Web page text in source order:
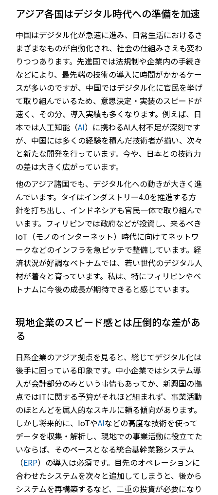
アジア各国はデジタル時代への準備を加速
中国はデジタル化が急速に進み、日常生活におけるさ
まざまなものが自動化され、社会の仕組みさえも変わ
りつつあります。先進国では法規制や企業内の手続き
などにより、最先端の技術の導入に時間がかかるケー
スが多いのですが、中国ではデジタル化に官民を挙げ
て取り組んでいるため、意思決定・実装のスピードが
速く、その分、導入実績も多くなります。例えば、日
本では人工知能（AI）に携わるAI人材不足が深刻です
が、中国には多くの経験を積んだ技術者が揃い、次々
と新たな開発を行っています。今や、日本との技術力
の差は大きく広がっています。
他のアジア諸国でも、デジタル化への動きが大きく進
んでいます。タイはインダストリー4.0を推進する方
針を打ち出し、インドネシアも官民一体で取り組んで
います。フィリピンでは政府などが投資し、来るべき
IoT（モノのインターネット）時代に向けてネットワ
ークなどのインフラを急ピッチで整備しています。経
済状況が好調なベトナムでは、若い世代のデジタル人
材が着々と育っています。私は、特にフィリピンやベ
トナムに今後の成長が期待できると感じています。
現地企業のスピード感とは圧倒的な差があ
る
日系企業のアジア拠点を見ると、総じてデジタル化は
後手に回っている印象です。中小企業ではシステム導
入が会計部分のみという事情もあってか、新興国の拠
点ではITに関する予算がそれほど組まれず、事業活動
のほとんどを属人的なスキルに頼る傾向があります。
しかし将来的に、IoTやAIなどの高度な技術を使って
データを収集・解析し、現地での事業活動に役立てた
いならば、そのベースとなる統合基幹業務システム
（ERP）の導入は必須です。目先のオペレーションに
合わせたシステムを次々と追加してしまうと、後から
システムを再構築するなど、二重の投資が必要になり